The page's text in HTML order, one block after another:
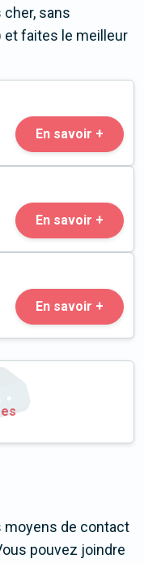
sans
et faites le meilleur
En savoir +
En savoir +
En savoir +
moyens de contact
pouvez joindre